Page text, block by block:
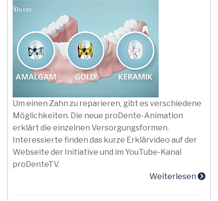
Um einen Zahn zu reparieren, gibt es verschiedene
Möglichkeiten. Die neue proDente-Animation
erklärt die einzelnen Versorgungsformen.
Interessierte finden das kurze Erklärvideo auf der
Webseite der Initiative und im YouTube-Kanal
proDenteTV.
Weiterlesen